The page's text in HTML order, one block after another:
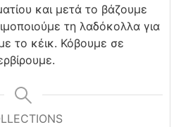
και μετά το βάζουμε
τη λαδόκολλα για
το κέικ. Κόβουμε σε